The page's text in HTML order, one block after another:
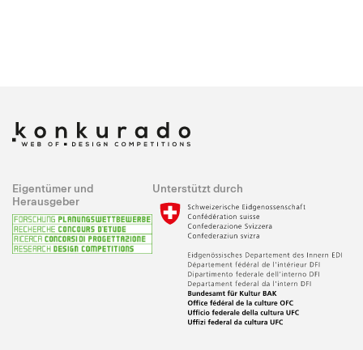
Eigentümer und
Herausgeber
Unterstützt durch